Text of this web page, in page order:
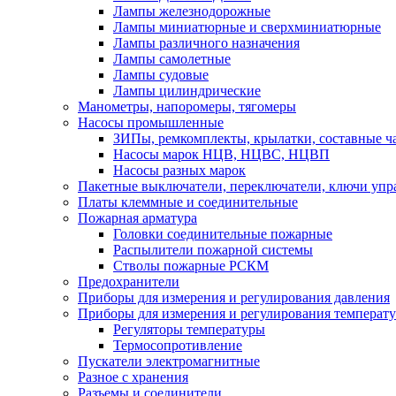
Лампы железнодорожные
Лампы миниатюрные и сверхминиатюрные
Лампы различного назначения
Лампы самолетные
Лампы судовые
Лампы цилиндрические
Манометры, напоромеры, тягомеры
Насосы промышленные
ЗИПы, ремкомплекты, крылатки, составные
Насосы марок НЦВ, НЦВС, НЦВП
Насосы разных марок
Пакетные выключатели, переключатели, ключи
Платы клеммные и соединительные
Пожарная арматура
Головки соединительные пожарные
Распылители пожарной системы
Стволы пожарные РСКМ
Предохранители
Приборы для измерения и регулирования давления
Приборы для измерения и регулирования
Регуляторы температуры
Термосопротивление
Пускатели электромагнитные
Разное с хранения
Разъемы и соединители